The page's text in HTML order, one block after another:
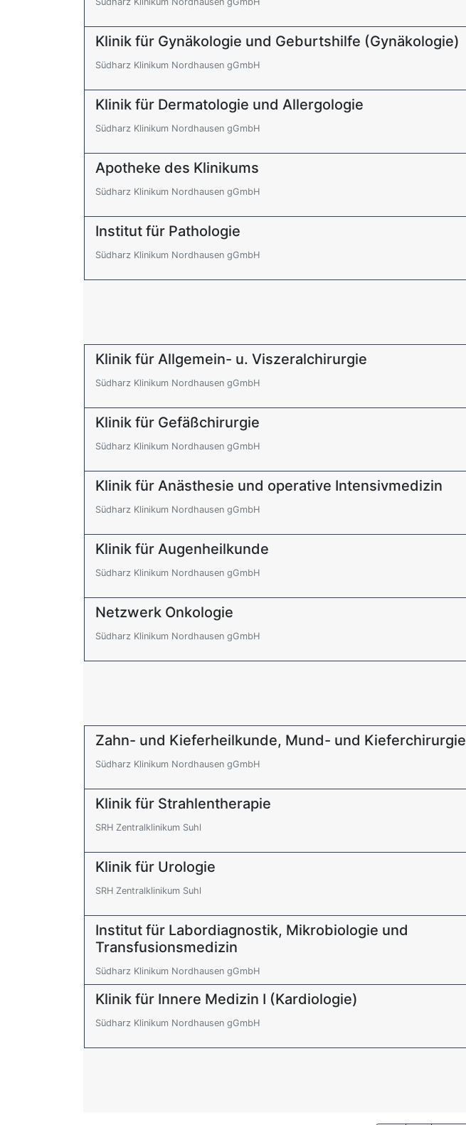
Klinik für Gynäkologie und Geburtshilfe (Gynäkologie)
Südharz Klinikum Nordhausen gGmbH
Klinik für Dermatologie und Allergologie
Südharz Klinikum Nordhausen gGmbH
Apotheke des Klinikums
Südharz Klinikum Nordhausen gGmbH
Institut für Pathologie
Südharz Klinikum Nordhausen gGmbH
Klinik für Allgemein- u. Viszeralchirurgie
Südharz Klinikum Nordhausen gGmbH
Klinik für Gefäßchirurgie
Südharz Klinikum Nordhausen gGmbH
Klinik für Anästhesie und operative Intensivmedizin
Südharz Klinikum Nordhausen gGmbH
Klinik für Augenheilkunde
Südharz Klinikum Nordhausen gGmbH
Netzwerk Onkologie
Südharz Klinikum Nordhausen gGmbH
Zahn- und Kieferheilkunde, Mund- und Kieferchirurgie
Südharz Klinikum Nordhausen gGmbH
Klinik für Strahlentherapie
SRH Zentralklinikum Suhl
Klinik für Urologie
SRH Zentralklinikum Suhl
Institut für Labordiagnostik, Mikrobiologie und
Transfusionsmedizin
Südharz Klinikum Nordhausen gGmbH
Klinik für Innere Medizin I (Kardiologie)
Südharz Klinikum Nordhausen gGmbH